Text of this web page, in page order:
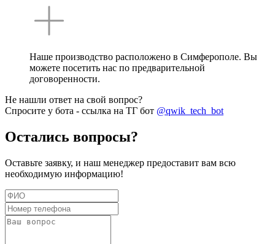
Наше производство расположено в Симферополе. Вы
можете посетить нас по предварительной
договоренности.
Не нашли ответ на свой вопрос?
Спросите у бота - ссылка на ТГ бот @qwik_tech_bot
Остались вопросы?
Оставьте заявку, и наш менеджер предоставит вам всю
необходимую информацию!